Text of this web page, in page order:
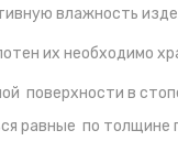
влажность
их необходимо
поверхности в
равные по толщине